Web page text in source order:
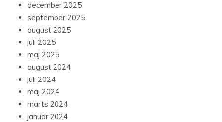
december 2025
september 2025
august 2025
juli 2025
maj 2025
august 2024
juli 2024
maj 2024
marts 2024
januar 2024